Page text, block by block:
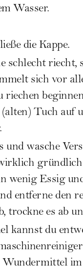
Wasser.
die Kappe.
schlecht riecht,
sich vor
riechen
Tuch auf
und wasche
gründlich
wenig Essig
entferne den
es ab
kannst du
Wundermittel im